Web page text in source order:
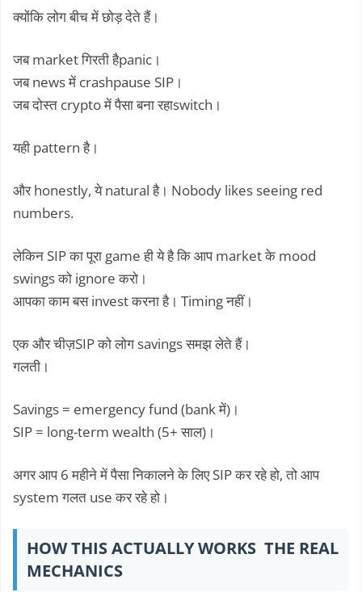
क्योंकि लोग बीच में छोड़ देते हैं।
जब market गिरती हैpanic।
जब news में crashpause SIP।
जब दोस्त crypto में पैसा बना रहाswitch।
यही pattern है।
और honestly, ये natural है। Nobody likes seeing red
numbers.
लेकिन SIP का पूरा game ही ये है कि आप market के mood
swings को ignore करो।
आपका काम बस invest करना है। Timing नहीं।
एक और चीज़SIP को लोग savings समझ लेते हैं।
गलती।
Savings = emergency fund (bank में)।
SIP = long-term wealth (5+ साल)।
अगर आप 6 महीने में पैसा निकालने के लिए SIP कर रहे हो, तो आप
system गलत use कर रहे हो।
HOW THIS ACTUALLY WORKS THE REAL
MECHANICS